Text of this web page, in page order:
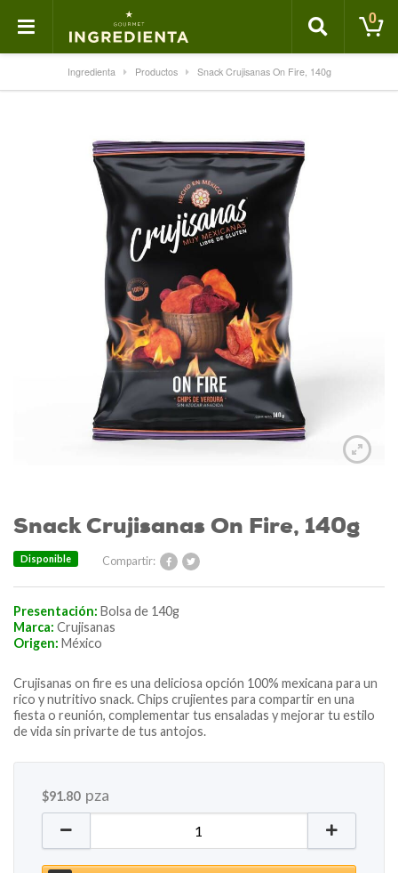
0
Ingredienta Productos Snack Crujisanas On Fire, 140g
Snack Crujisanas On Fire, 140g
Compartir:
Disponible
Presentación: Bolsa de 140g
Marca: Crujisanas
Origen: México
Crujisanas on fire es una deliciosa opción 100% mexicana para un
rico y nutritivo snack. Chips crujientes para compartir en una
fiesta o reunión, complementar tus ensaladas y mejorar tu estilo
de vida sin privarte de tus antojos.
$91.80 pza